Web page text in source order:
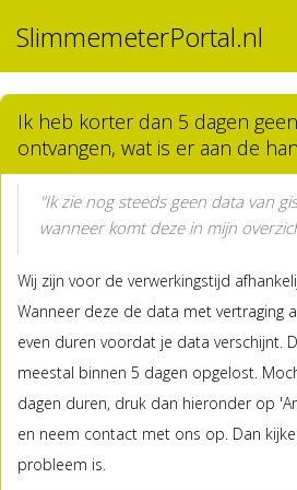
SlimmemeterPortal.nl
Ik heb korter dan 5 dagen
ontvangen, wat is er aan de
"Ik zie nog steeds geen data van
wanneer komt deze in mijn
Wij zijn voor de verwerkingstijd
Wanneer deze de data met vertraging
even duren voordat je data verschijnt.
meestal binnen 5 dagen opgelost.
dagen duren, druk dan hieronder op
en neem contact met ons op. Dan
probleem is.